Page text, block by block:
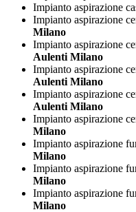
Impianto aspirazione
Impianto aspirazione
Milano
Impianto aspirazione
Aulenti Milano
Impianto aspirazione
Aulenti Milano
Impianto aspirazione
Aulenti Milano
Impianto aspirazione
Milano
Impianto aspirazione
Milano
Impianto aspirazione
Milano
Impianto aspirazione
Milano